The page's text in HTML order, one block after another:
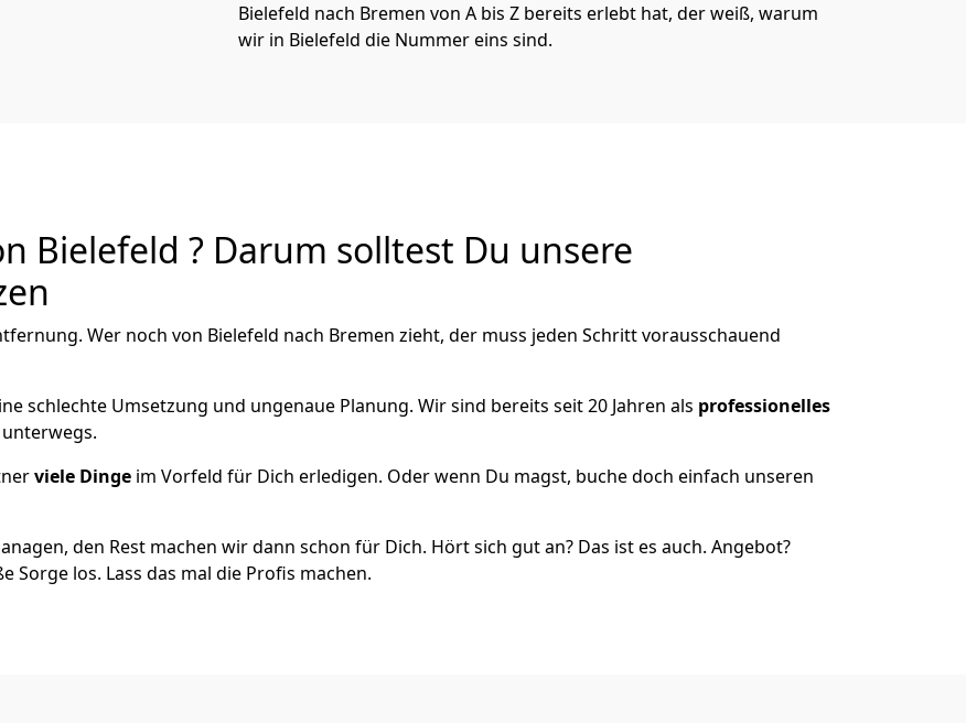
Bielefeld nach Bremen von A bis Z bereits erlebt hat, der weiß, warum
wir in Bielefeld die Nummer eins sind.
Bielefeld ? Darum solltest Du unsere
Wer noch von Bielefeld nach Bremen zieht, der muss jeden Schritt vorausschauend
schlechte Umsetzung und ungenaue Planung. Wir sind bereits seit 20 Jahren als professionelles
viele Dinge im Vorfeld für Dich erledigen. Oder wenn Du magst, buche doch einfach unseren
den Rest machen wir dann schon für Dich. Hört sich gut an? Das ist es auch. Angebot?
Sorge los. Lass das mal die Profis machen.